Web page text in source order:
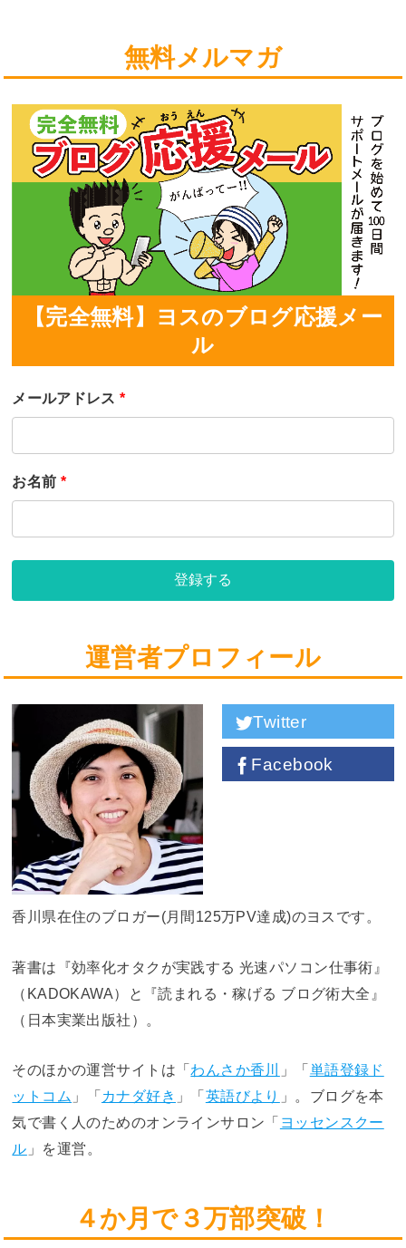
無料メルマガ
【完全無料】ヨスのブログ応援メー
ル
メールアドレス *
お名前 *
登録する
運営者プロフィール
Twitter
Facebook
香川県在住のブロガー(月間125万PV達成)のヨスです。
著書は『効率化オタクが実践する 光速パソコン仕事術』
（KADOKAWA）と『読まれる・稼げる ブログ術大全』
（日本実業出版社）。
そのほかの運営サイトは「わんさか香川 」「単語登録ド
ットコム 」「カナダ好き 」「英語びより
」。ブログを本
気で書く人のためのオンラインサロン「 ヨッセンスクー
ル 」を運営。
４か月で３万部突破！